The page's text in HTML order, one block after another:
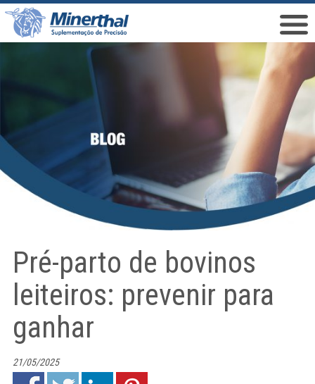
Pré-parto de bovinos
leiteiros: prevenir para
ganhar
21/05/2025